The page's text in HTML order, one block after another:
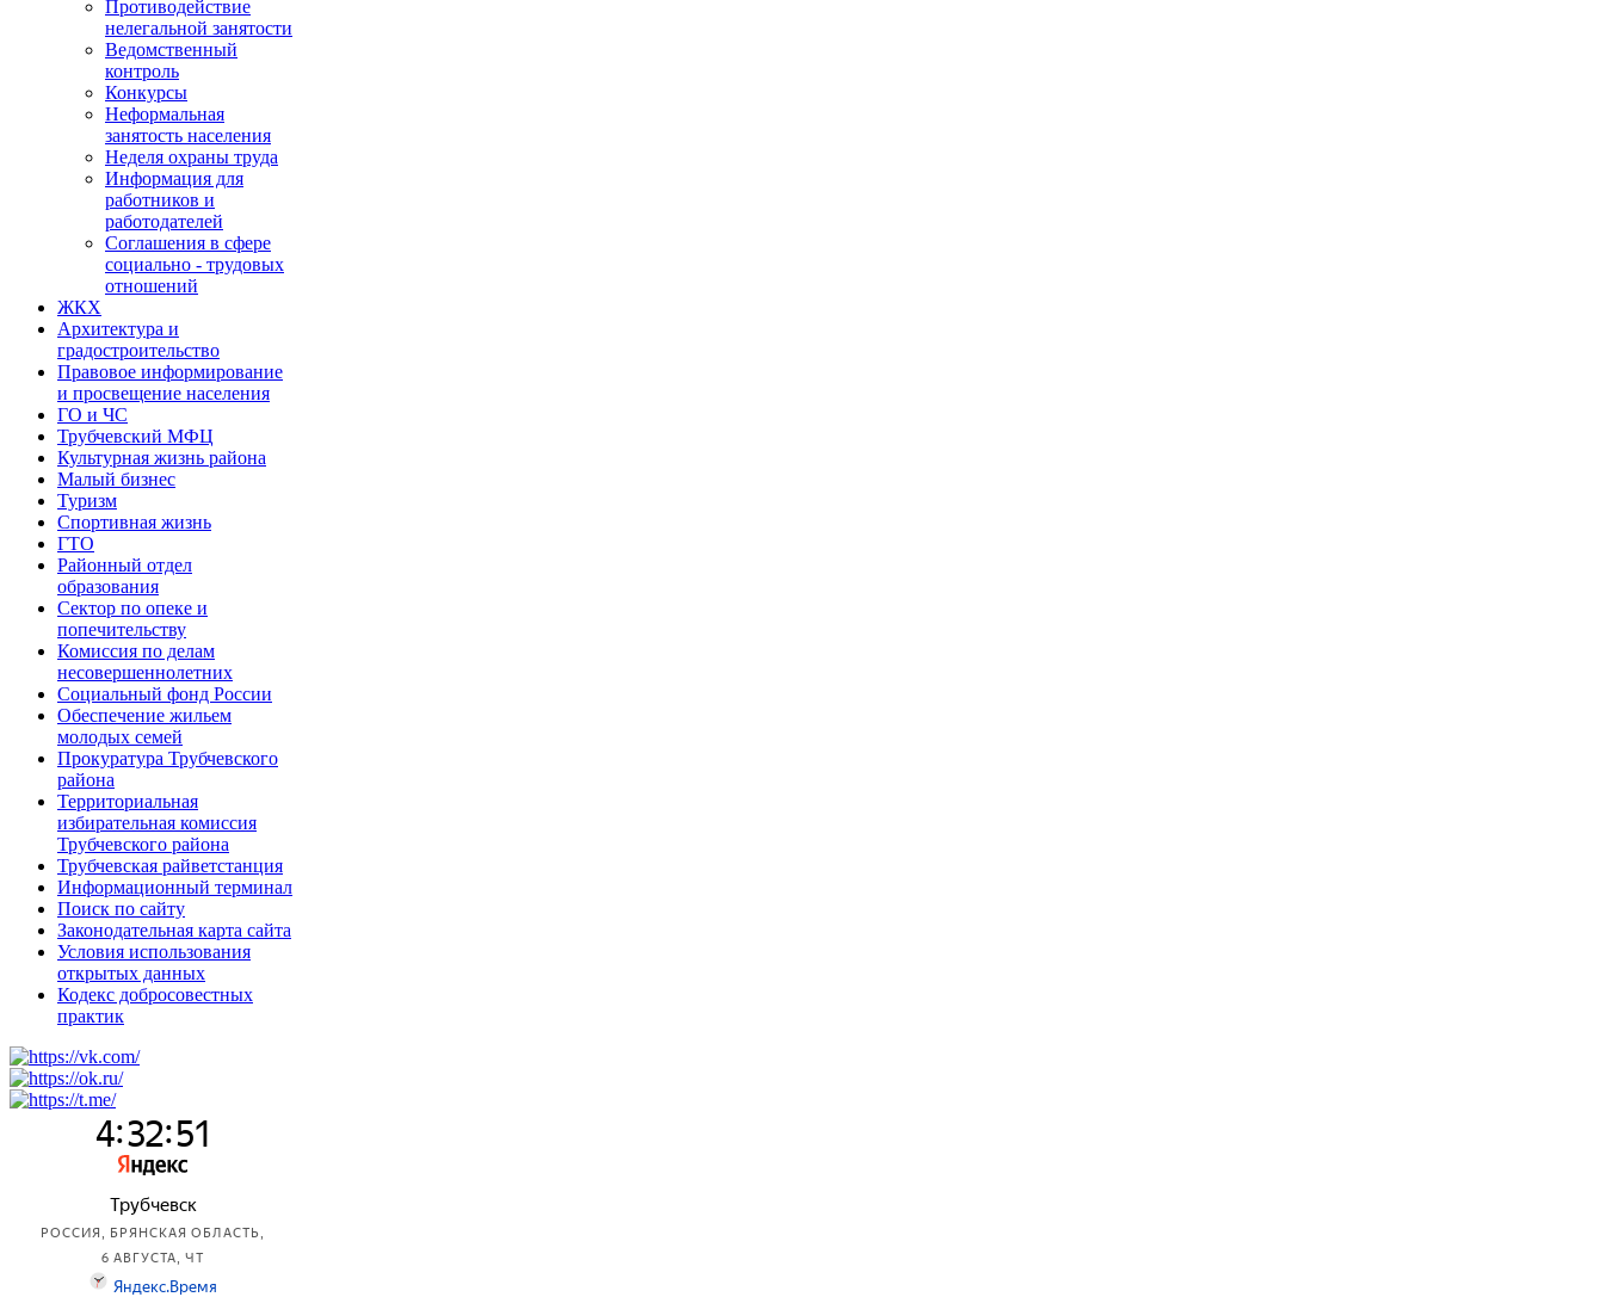
Противодействие
нелегальной занятости
Ведомственный
контроль
Конкурсы
Неформальная
занятость населения
Неделя охраны труда
Информация для
работников и
работодателей
Соглашения в сфере
социально - трудовых
отношений
ЖКХ
Архитектура и
градостроительство
Правовое информирование
и просвещение населения
ГО и ЧС
Трубчевский МФЦ
Культурная жизнь района
Малый бизнес
Туризм
Спортивная жизнь
ГТО
Районный отдел
образования
Сектор по опеке и
попечительству
Комиссия по делам
несовершеннолетних
Социальный фонд России
Обеспечение жильем
молодых семей
Прокуратура Трубчевского
района
Территориальная
избирательная комиссия
Трубчевского района
Трубчевская райветстанция
Информационный терминал
Поиск по сайту
Законодательная карта сайта
Условия использования
открытых данных
Кодекс добросовестных
практик